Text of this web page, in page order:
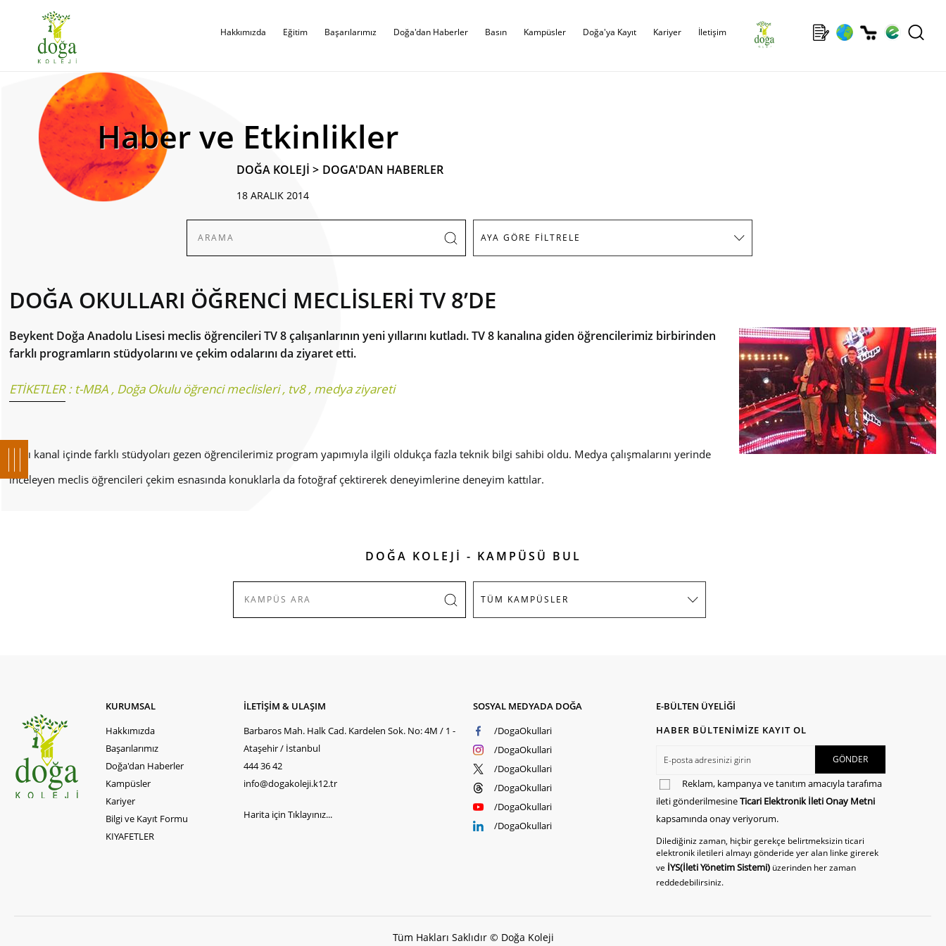
Hakkımızda Eğitim Başarılarımız Doğa'dan Haberler Basın Kampüsler Doğa'ya Kayıt Kariyer İletişim
Haber ve Etkinlikler
DOĞA KOLEJİ > DOGA'DAN HABERLER
18 ARALIK 2014
DOĞA OKULLARI ÖĞRENCİ MECLİSLERİ TV 8’DE
Beykent Doğa Anadolu Lisesi meclis öğrencileri TV 8 çalışanlarının yeni yıllarını kutladı. TV 8 kanalına giden öğrencilerimiz birbirinden
farklı programların stüdyolarını ve çekim odalarını da ziyaret etti.
ETİKETLER : t-MBA , Doğa Okulu öğrenci meclisleri, tv8, medya ziyareti
Aynı kanal içinde farklı stüdyoları gezen öğrencilerimiz program yapımıyla ilgili oldukça fazla teknik bilgi sahibi oldu. Medya çalışmalarını yerinde
inceleyen meclis öğrencileri çekim esnasında konuklarla da fotoğraf çektirerek deneyimlerine deneyim kattılar.
DOĞA KOLEJİ - KAMPÜSÜ BUL
KURUMSAL
Hakkımızda
Başarılarımız
Doğa'dan Haberler
Kampüsler
Kariyer
Bilgi ve Kayıt Formu
KIYAFETLER
İLETİŞİM & ULAŞIM
Barbaros Mah. Halk Cad. Kardelen Sok. No: 4M / 1 -
Ataşehir / İstanbul
444 36 42
info@dogakoleji.k12.tr
Harita için Tıklayınız...
SOSYAL MEDYADA DOĞA
/DogaOkullari
/DogaOkullari
/DogaOkullari
/DogaOkullari
/DogaOkullari
/DogaOkullari
E-BÜLTEN ÜYELİĞİ
HABER BÜLTENİMİZE KAYIT OL
Reklam, kampanya ve tanıtım amacıyla tarafıma
ileti gönderilmesineTicari Elektronik İleti Onay Metni
kapsamında onay veriyorum.
Dilediğiniz zaman, hiçbir gerekçe belirtmeksizin ticari
elektronik iletileri almayı gönderide yer alan linke girerek
ve İYS(İleti Yönetim Sistemi) üzerinden her zaman
reddedebilirsiniz.
Tüm Hakları Saklıdır © Doğa Koleji